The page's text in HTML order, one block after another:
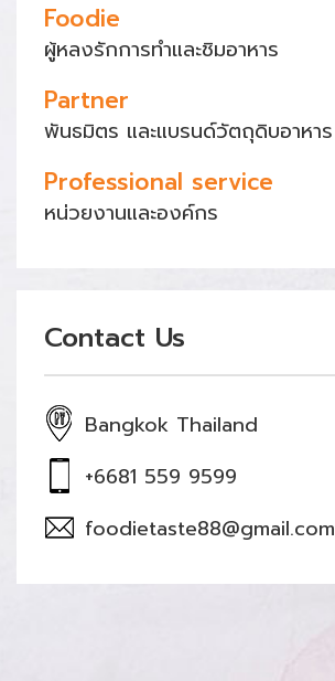
Foodie
ผู้หลงรักการทำและชิมอาหาร
Partner
พันธมิตร และแบรนด์วัตถุดิบอาหาร
Professional service
หน่วยงานและองค์กร
Contact Us
Bangkok Thailand
+6681 559 9599
foodietaste88@gmail.com